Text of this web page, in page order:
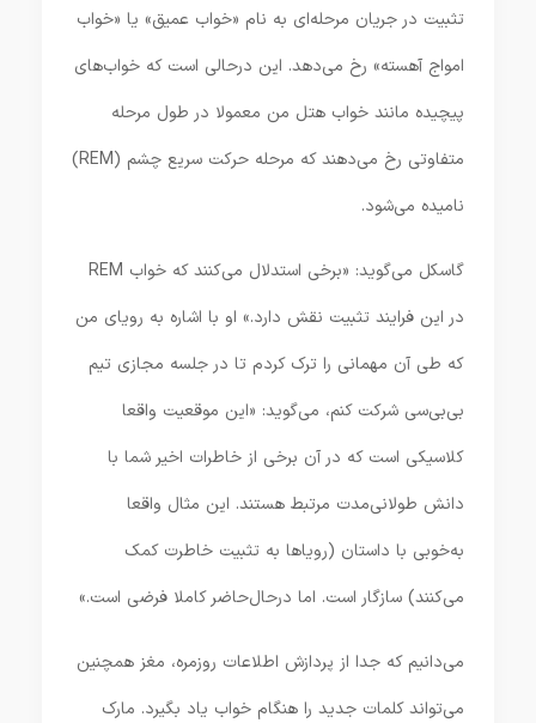
تثبیت در جریان مرحله‌ای به نام «خواب عمیق» یا «خواب
امواج آهسته» رخ می‌دهد. این درحالی است که خواب‌های
پیچیده مانند خواب هتل من معمولا در طول مرحله
متفاوتی رخ می‌دهند که مرحله حرکت سریع چشم (REM)
نامیده می‌شود.
گاسکل می‌گوید: «برخی استدلال می‌کنند که خواب REM
در این فرایند تثبیت نقش دارد.» او با اشاره به رویای من
که طی آن مهمانی را ترک کردم تا در جلسه مجازی تیم
بی‌بی‌سی شرکت کنم، می‌گوید: «این موقعیت واقعا
کلاسیکی است که در آن برخی از خاطرات اخیر شما با
دانش طولانی‌مدت مرتبط هستند. این مثال واقعا
به‌خوبی با داستان (رویاها به تثبیت خاطرت کمک
می‌کنند) سازگار است. اما درحال‌حاضر کاملا فرضی است.»
می‌دانیم که جدا از پردازش اطلاعات روزمره، مغز همچنین
می‌تواند کلمات جدید را هنگام خواب یاد بگیرد. مارک